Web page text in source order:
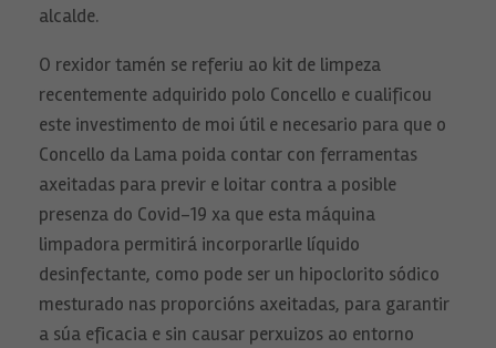
alcalde.
O rexidor tamén se referiu ao kit de limpeza
recentemente adquirido polo Concello e cualificou
este investimento de moi útil e necesario para que o
Concello da Lama poida contar con ferramentas
axeitadas para previr e loitar contra a posible
presenza do Covid-19 xa que esta máquina
limpadora permitirá incorporarlle líquido
desinfectante, como pode ser un hipoclorito sódico
mesturado nas proporcións axeitadas, para garantir
a súa eficacia e sin causar perxuizos ao entorno
Para que
podamos
mejorar la
funcionalidad
de la web, en
se usa la web.
Experiencia
Para que
nuestra web
funcione lo
mejor posible